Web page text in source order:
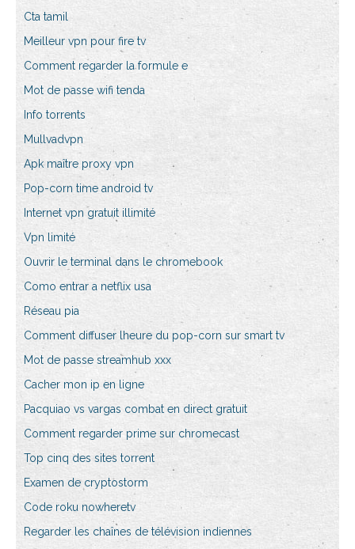
Cta tamil
Meilleur vpn pour fire tv
Comment regarder la formule e
Mot de passe wifi tenda
Info torrents
Mullvadvpn
Apk maître proxy vpn
Pop-corn time android tv
Internet vpn gratuit illimité
Vpn limité
Ouvrir le terminal dans le chromebook
Como entrar a netflix usa
Réseau pia
Comment diffuser lheure du pop-corn sur smart tv
Mot de passe streamhub xxx
Cacher mon ip en ligne
Pacquiao vs vargas combat en direct gratuit
Comment regarder prime sur chromecast
Top cinq des sites torrent
Examen de cryptostorm
Code roku nowheretv
Regarder les chaînes de télévision indiennes